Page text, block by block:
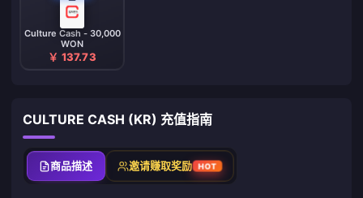
Culture Cash - 30,000
WON
￥ 137.73
CULTURE CASH (KR) 充值指南
商品描述 邀请赚取奖励 HOT